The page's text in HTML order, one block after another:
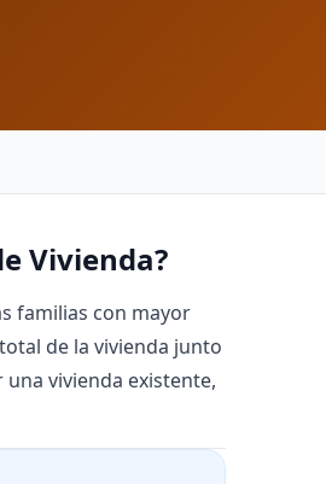
Vivienda?
familias con mayor
de la vivienda junto
vivienda existente,